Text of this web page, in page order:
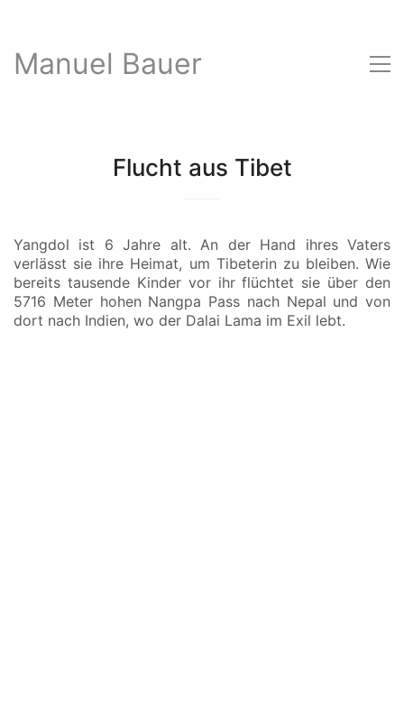
Manuel Bauer
Flucht aus Tibet
Yangdol ist 6 Jahre alt. An der Hand ihres Vaters
verlässt sie ihre Heimat, um Tibeterin zu bleiben. Wie
bereits tausende Kinder vor ihr flüchtet sie über den
5716 Meter hohen Nangpa Pass nach Nepal und von
dort nach Indien, wo der Dalai Lama im Exil lebt.